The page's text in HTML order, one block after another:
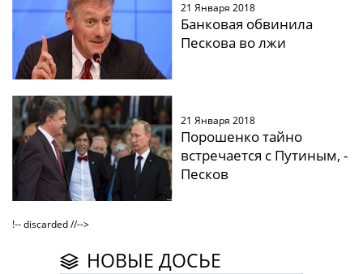
21 Января 2018
Банковая обвинила
Пескова во лжи
21 Января 2018
Порошенко тайно
встречается с Путиным, -
Песков
!-- discarded //-->
НОВЫЕ ДОСЬЕ